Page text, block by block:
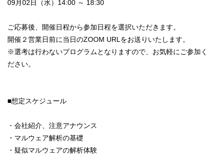
09月02日（水）14:00 ～ 18:30
ご応募後、開催日程から参加日程を選択いただきます。
開催２営業日前に当日のZOOM URLをお送りいたします。
※選考は行わないプログラムとなりますので、お気軽にご参加く
ださい。
■想定スケジュール
・会社紹介、注意アナウンス
・マルウェア解析の基礎
・疑似マルウェアの解析体験